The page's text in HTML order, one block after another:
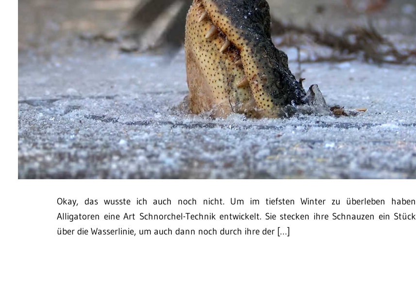
Okay, das wusste ich auch noch nicht. Um im tiefsten Winter zu überleben haben
Alligatoren eine Art Schnorchel-Technik entwickelt. Sie stecken ihre Schnauzen ein Stück
über die Wasserlinie, um auch dann noch durch ihre der […]